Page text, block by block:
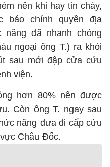
nên khi hay tin cháy,
báo chính quyền địa
đã nhanh chóng
ngoại ông T.) ra khỏi
sau mới đập cửa cứu
viện.
hơn 80% nên được
Còn ông T. ngay sau
năng đưa đi cấp cứu
Châu Đốc.